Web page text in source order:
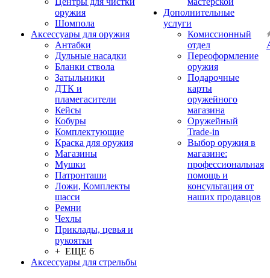
оружия
Шомпола
Аксессуары для оружия
Антабки
Дульные насадки
Бланки ствола
Затыльники
ДТК и
пламегасители
Кейсы
Кобуры
Комплектующие
Краска для оружия
Магазины
Мушки
Патронташи
Ложи, Комплекты
шасси
Ремни
Чехлы
Приклады, цевья и
рукоятки
+ ЕЩЕ 6
Аксессуары для стрельбы
Дополнительные
услуги
Комиссионный
отдел
Переоформление
оружия
Подарочные
карты
оружейного
магазина
Оружейный
Trade-in
Выбор оружия в
магазине:
профессиональная
помощь и
консультация от
наших продавцов